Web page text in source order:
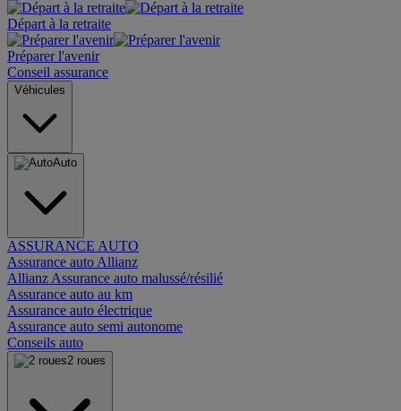
Départ à la retraite
Préparer l'avenir
Conseil assurance
Véhicules
Auto
ASSURANCE AUTO
Assurance auto Allianz
Allianz Assurance auto malussé/résilié
Assurance auto au km
Assurance auto électrique
Assurance auto semi autonome
Conseils auto
2 roues